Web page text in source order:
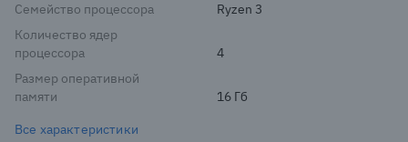
Семейство процессора
Ryzen 3
Количество ядер
процессора
4
Размер оперативной
памяти
16 Гб
Все характеристики